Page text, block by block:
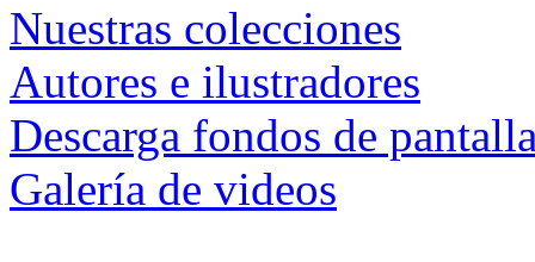
Nuestras colecciones
Autores e ilustradores
Descarga fondos de
Galería de videos